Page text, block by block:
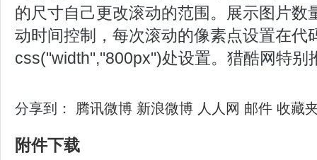
的尺寸自己更改滚动的范围。展示图片数
动时间控制，每次滚动的像素点设置在代
css("width","800px")处设置。猎酷网特别
分享到： 腾讯微博 新浪微博 人人网 邮件 收藏
附件下载